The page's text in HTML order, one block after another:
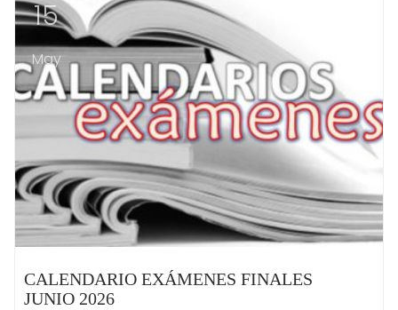
15
May
CALENDARIO EXÁMENES FINALES
JUNIO 2026